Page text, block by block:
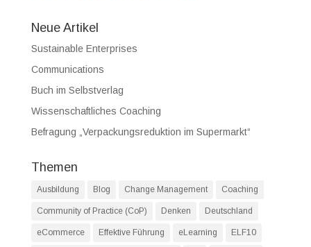
Neue Artikel
Sustainable Enterprises
Communications
Buch im Selbstverlag
Wissenschaftliches Coaching
Befragung „Verpackungsreduktion im Supermarkt“
Themen
Ausbildung Blog Change Management Coaching
Community of Practice (CoP) Denken Deutschland
eCommerce Effektive Führung eLearning ELF10